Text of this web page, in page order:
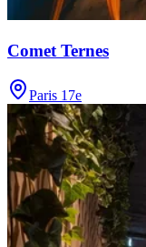
Comet Ternes
Paris 17e